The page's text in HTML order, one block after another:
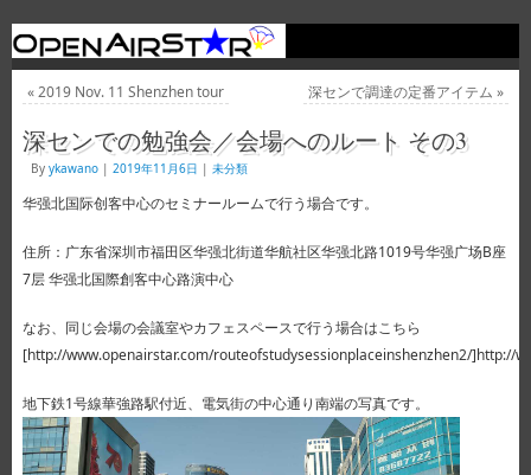
«2019 Nov. 11 Shenzhen tour 深センで調達の定番アイテム»
深センでの勉強会／会場へのルート その3
By ykawano | 2019年11月6日 | 未分類
华强北国际创客中心のセミナールームで行う場合です。
住所：广东省深圳市福田区华强北街道华航社区华强北路1019号华强广场B座
7层 华强北国際創客中心路演中心
なお、同じ会場の会議室やカフェスペースで行う場合はこちら
[http://www.openairstar.com/routeofstudysessionplaceinshenzhen2/]http://
地下鉄1号線華強路駅付近、電気街の中心通り南端の写真です。